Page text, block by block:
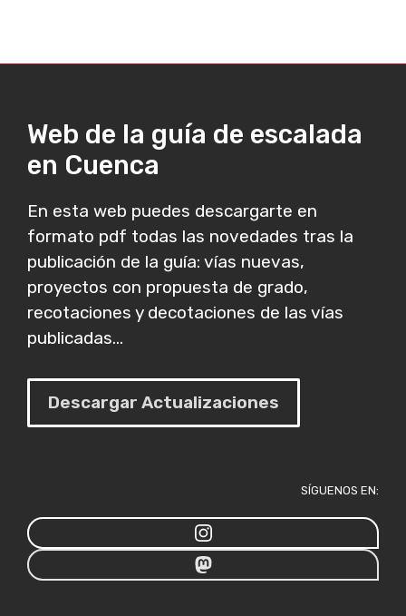
Web de la guía de escalada
en Cuenca
En esta web puedes descargarte en
formato pdf todas las novedades tras la
publicación de la guía: vías nuevas,
proyectos con propuesta de grado,
recotaciones y decotaciones de las vías
publicadas...
Descargar Actualizaciones
SÍGUENOS EN: